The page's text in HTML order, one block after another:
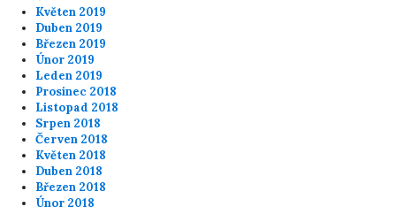
Květen 2019
Duben 2019
Březen 2019
Únor 2019
Leden 2019
Prosinec 2018
Listopad 2018
Srpen 2018
Červen 2018
Květen 2018
Duben 2018
Březen 2018
Únor 2018